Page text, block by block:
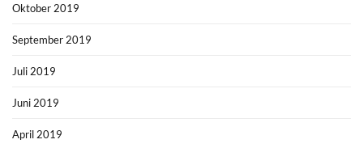
Oktober 2019
September 2019
Juli 2019
Juni 2019
April 2019